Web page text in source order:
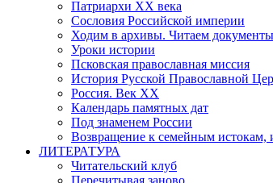
Патриархи XX века
Сословия Российской империи
Ходим в архивы. Читаем документы
Уроки истории
Псковская православная миссия
История Русской Православной
Россия. Век ХХ
Календарь памятных дат
Под знаменем России
Возвращение к семейным истокам,
ЛИТЕРАТУРА
Читательский клуб
Перечитывая заново